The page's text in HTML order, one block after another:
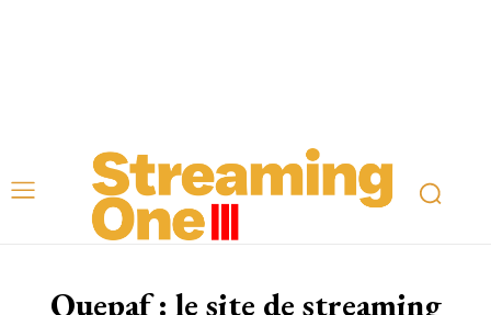
Quepaf : le site de streaming